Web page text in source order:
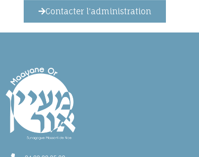
Contacter l'administration